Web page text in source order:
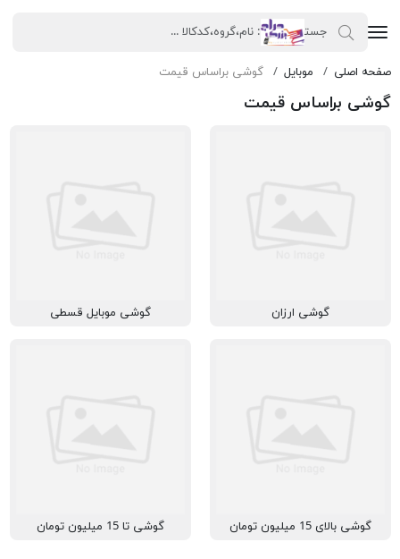
صفحه اصلی موبایل گوشی براساس قیمت
گوشی براساس قیمت
گوشی ارزان گوشی موبایل قسطی
گوشی بالای 15 میلیون تومان گوشی تا 15 میلیون تومان